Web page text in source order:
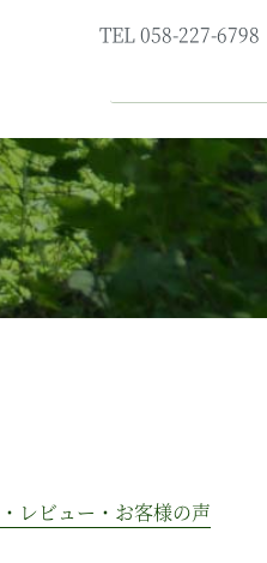
レビュー・お客様の声
アイテムについて
セレクトアイテム
TEL 058-227-6798